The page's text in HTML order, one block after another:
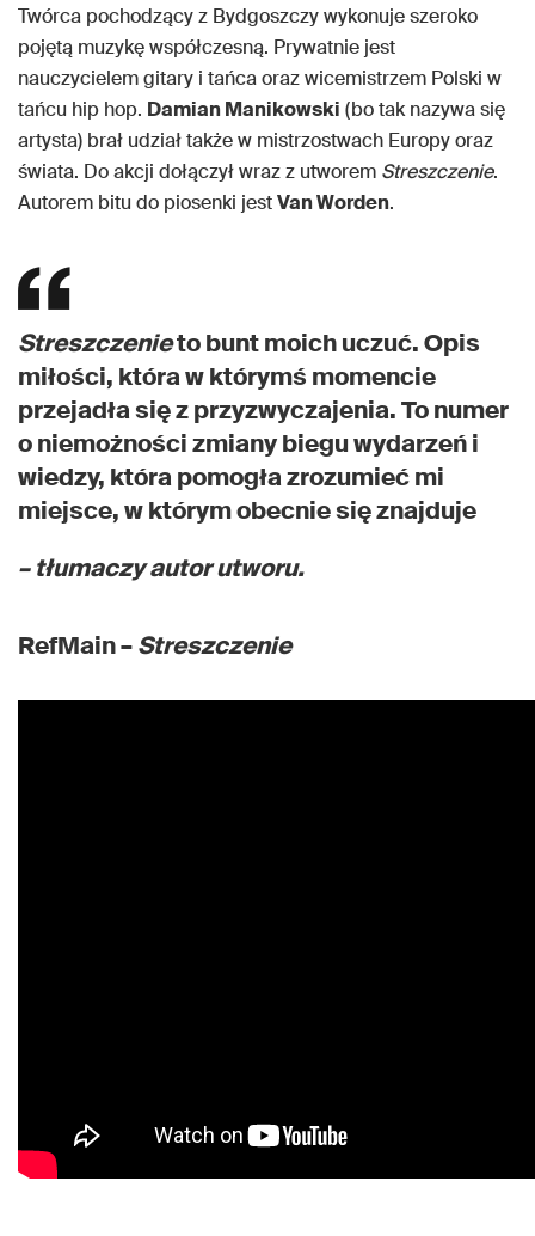
Twórca pochodzący z Bydgoszczy wykonuje szeroko
pojętą muzykę współczesną. Prywatnie jest
nauczycielem gitary i tańca oraz wicemistrzem Polski w
tańcu hip hop. Damian Manikowski (bo tak nazywa się
artysta) brał udział także w mistrzostwach Europy oraz
świata. Do akcji dołączył wraz z utworem Streszczenie.
Autorem bitu do piosenki jestVan Worden.
Streszczenieto bunt moich uczuć. Opis
miłości, która w którymś momencie
przejadła się z przyzwyczajenia. To numer
o niemożności zmiany biegu wydarzeń i
wiedzy, która pomogła zrozumieć mi
miejsce, w którym obecnie się znajduje
– tłumaczy autor utworu.
RefMain –Streszczenie